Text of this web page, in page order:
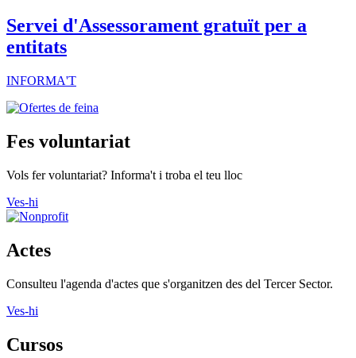
Servei d'Assessorament gratuït per a
entitats
INFORMA'T
Fes voluntariat
Vols fer voluntariat? Informa't i troba el teu lloc
Ves-hi
Actes
Consulteu l'agenda d'actes que s'organitzen des del Tercer Sector.
Ves-hi
Cursos